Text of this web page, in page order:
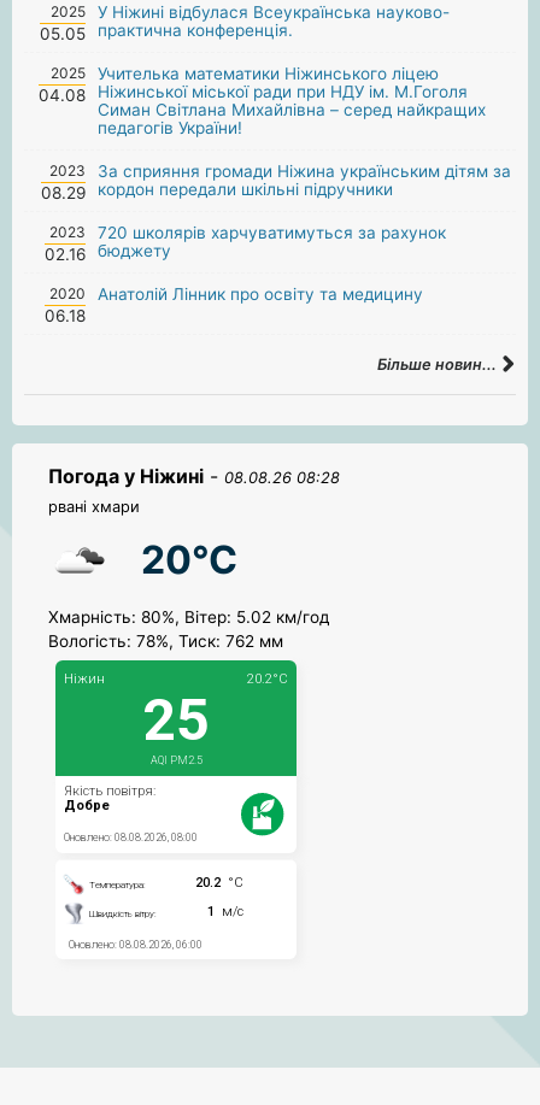
2025
05.05
У Ніжині відбулася Всеукраїнська науково-
практична конференція.
2025
04.08
Учителька математики Ніжинського ліцею
Ніжинської міської ради при НДУ ім. М.Гоголя
Симан Світлана Михайлівна – серед найкращих
педагогів України!
2023
08.29
За сприяння громади Ніжина українським дітям за
кордон передали шкільні підручники
2023
02.16
720 школярів харчуватимуться за рахунок
бюджету
2020
06.18
Анатолій Лінник про освіту та медицину
Більше новин...
Погода у Ніжині - 08.08.26 08:28
рвані хмари
20°C
Хмарність: 80%, Вітер: 5.02 км/год
Вологість: 78%, Тиск: 762 мм